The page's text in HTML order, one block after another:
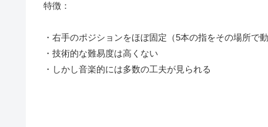
特徴：
・右手のポジションをほぼ固定（5本の指をその場所で
・技術的な難易度は高くない
・しかし音楽的には多数の工夫が見られる